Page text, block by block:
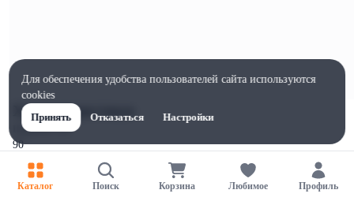
Характеристики
Ширина, мм
90
Высота, мм
60
Каталог Поиск Корзина Любимое Профиль
Для обеспечения удобства пользователей сайта используются
cookies
Принять
Отказаться Настройки